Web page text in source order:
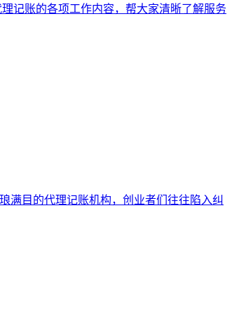
记账的各项工作内容，帮大家清晰了解服务
满目的代理记账机构，创业者们往往陷入纠